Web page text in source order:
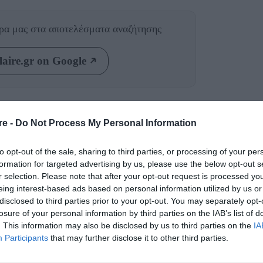
- Do Not Process My Personal Information
opt-out of the sale, sharing to third parties, or processing of your
for targeted advertising by us, please use the below opt-out
selection. Please note that after your opt-out request is processed
interest-based ads based on personal information utilized by us
to third parties prior to your opt-out. You may separately
of your personal information by third parties on the IAB’s list of
This information may also be disclosed by us to third parties on the
Participants that may further disclose it to other third parties.
μας στα αποτελέσματα αναζήτησης
on Google
εύκολο να προκαλέσουν παρεξηγήσεις,
να αποκαλύψουν πολλά για τα
από τα παρακάτωμηνύματα, έχετε το
σε μια σχέση, ή τουλάχιστον να κάνετε τα
κάνετε:Αν ενδιαφέρεται για εσάς, δεν θα
όπου σας ρωτάει πώς είναι η ημέρα σας, αν
κουρασμένη ή μελαγχολική. Ένας